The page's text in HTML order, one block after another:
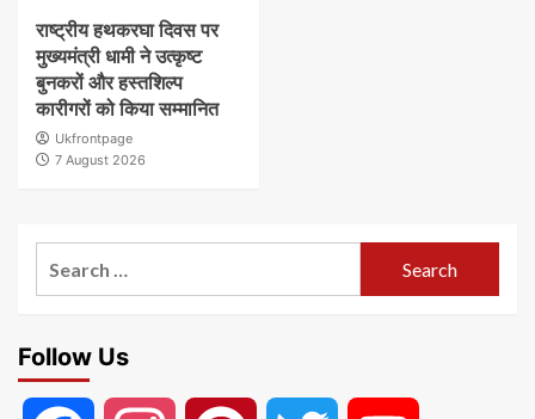
राष्ट्रीय हथकरघा दिवस पर
मुख्यमंत्री धामी ने उत्कृष्ट
बुनकरों और हस्तशिल्प
कारीगरों को किया सम्मानित
Ukfrontpage
7 August 2026
Follow Us